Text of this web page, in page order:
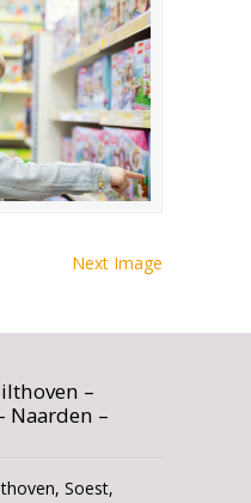
Next Image
–
Naarden –
Soest,